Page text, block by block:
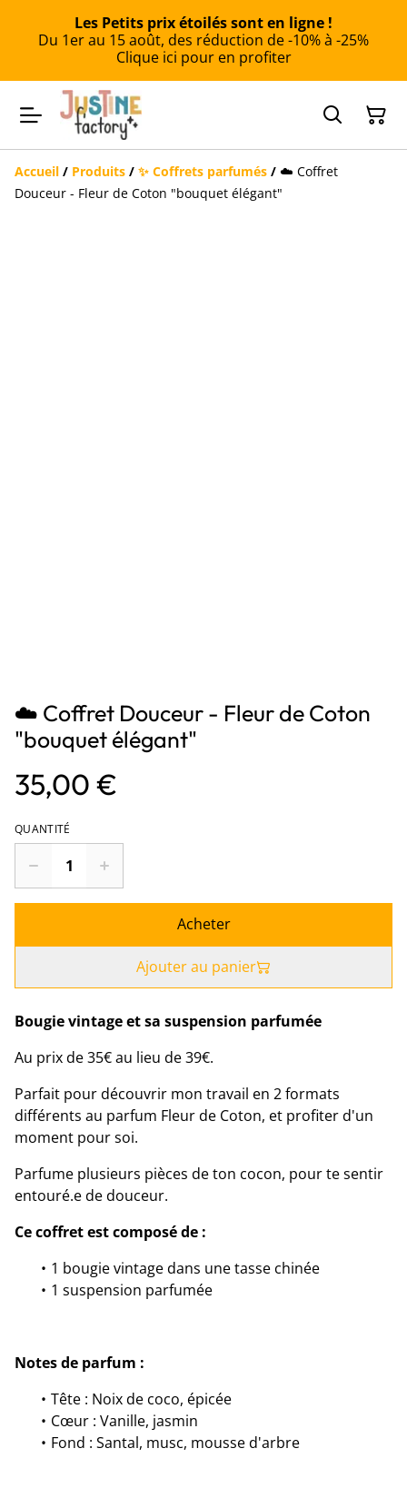
Les Petits prix étoilés sont en ligne !
Du 1er au 15 août, des réduction de -10% à -25%
Clique ici pour en profiter
Accueil / Produits / ✨ Coffrets parfumés / ☁️ Coffret
Douceur - Fleur de Coton "bouquet élégant"
☁️ Coffret Douceur - Fleur de Coton
"bouquet élégant"
35,00 €
QUANTITÉ
Acheter
Ajouter au panier
Bougie vintage et sa suspension parfumée
Au prix de 35€ au lieu de 39€.
Parfait pour découvrir mon travail en 2 formats
différents au parfum Fleur de Coton, et profiter d'un
moment pour soi.
Parfume plusieurs pièces de ton cocon, pour te sentir
entouré.e de douceur.
Ce coffret est composé de :
1 bougie vintage dans une tasse chinée
1 suspension parfumée
Notes de parfum :
Tête : Noix de coco, épicée
Cœur : Vanille, jasmin
Fond : Santal, musc, mousse d'arbre